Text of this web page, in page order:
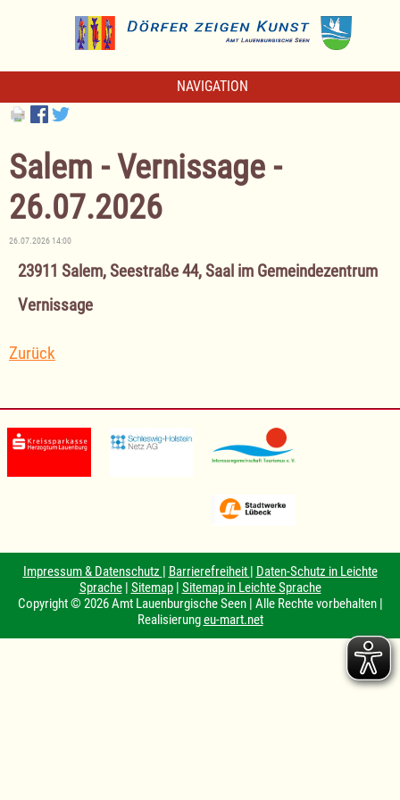
NAVIGATION
Salem - Vernissage -
26.07.2026
26.07.2026 14:00
23911 Salem, Seestraße 44, Saal im Gemeindezentrum
Vernissage
Zurück
Impressum & Datenschutz | Barrierefreiheit | Daten-Schutz in Leichte
Sprache| Sitemap| Sitemap in Leichte Sprache
Copyright © 2026 Amt Lauenburgische Seen | Alle Rechte vorbehalten |
Realisierungeu-mart.net